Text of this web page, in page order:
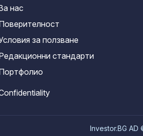
нас
за ползване
стандарти
Investor.BG